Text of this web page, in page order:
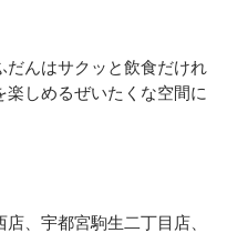
んはサクッと飲食だけれ
しめるぜいたくな空間に
、宇都宮駒生二丁目店、